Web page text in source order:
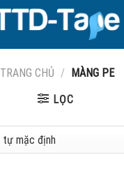
TRANG CHỦ /
MÀNG PE
LỌC